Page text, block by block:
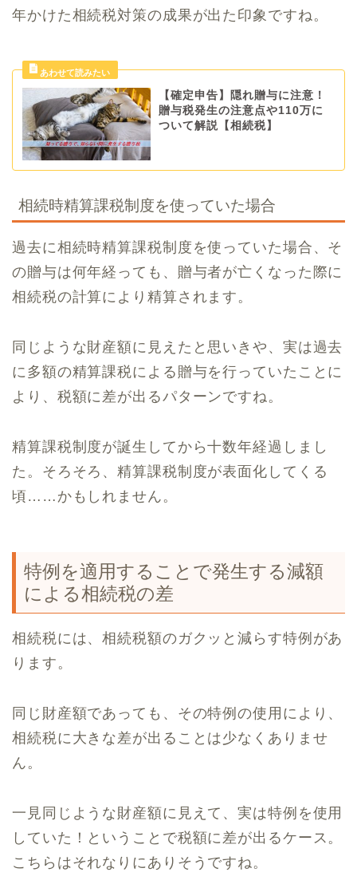
年かけた相続税対策の成果が出た印象ですね。
【確定申告】隠れ贈与に注意！
贈与税発生の注意点や110万に
ついて解説【相続税】
相続時精算課税制度を使っていた場合
過去に相続時精算課税制度を使っていた場合、そ
の贈与は何年経っても、贈与者が亡くなった際に
相続税の計算により精算されます。
同じような財産額に見えたと思いきや、実は過去
に多額の精算課税による贈与を行っていたことに
より、税額に差が出るパターンですね。
精算課税制度が誕生してから十数年経過しまし
た。そろそろ、精算課税制度が表面化してくる
頃……かもしれません。
特例を適用することで発生する減額
による相続税の差
相続税には、相続税額のガクッと減らす特例があ
ります。
同じ財産額であっても、その特例の使用により、
相続税に大きな差が出ることは少なくありませ
ん。
一見同じような財産額に見えて、実は特例を使用
していた！ということで税額に差が出るケース。
こちらはそれなりにありそうですね。